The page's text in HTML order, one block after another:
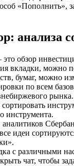
«Пополнить»,
анализа
обзор
вкладки, можно
бумаг, можно
по всем
инструмента.
идеи
с различными
чат, чтобы